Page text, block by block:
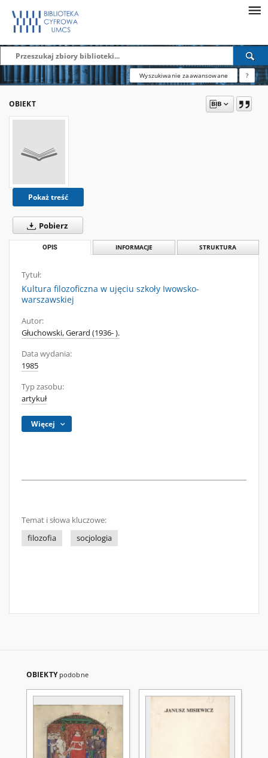
Wyszukiwanie zaawansowane ?
OBIEKT
Pokaż treść
Pobierz
OPIS INFORMACJE STRUKTURA
Tytuł:
Kultura filozoficzna w ujęciu szkoły Iwowsko-
warszawskiej
Autor:
Głuchowski, Gerard (1936- ).
Data wydania:
1985
Typ zasobu:
artykuł
Więcej
Temat i słowa kluczowe:
filozofia
socjologia
OBIEKTY podobne